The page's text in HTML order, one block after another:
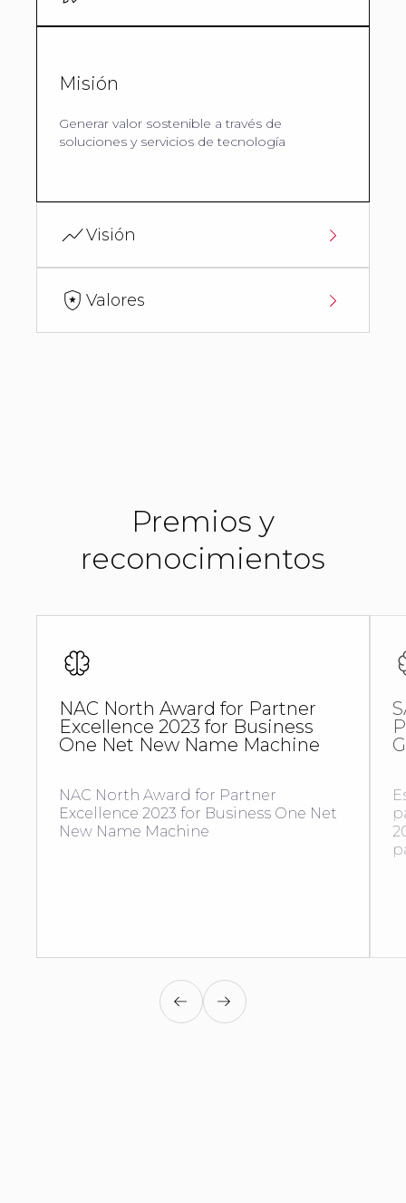
Misión
Generar valor sostenible a través de
soluciones y servicios de tecnología
Visión
Valores
Premios y
reconocimientos
NAC North Award for Partner
Excellence 2023 for Business
One Net New Name Machine
NAC North Award for Partner
Excellence 2023 for Business One Net
New Name Machine